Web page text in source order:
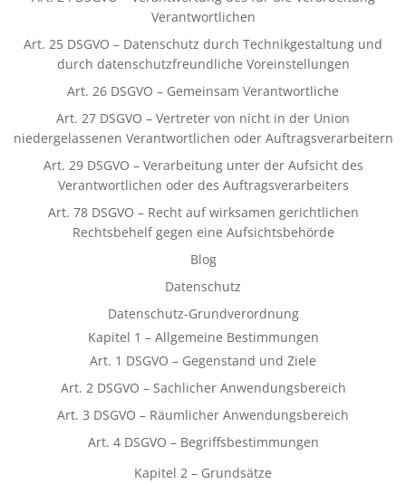
Verantwortlichen
Art. 25 DSGVO – Datenschutz durch Technikgestaltung und
durch datenschutzfreundliche Voreinstellungen
Art. 26 DSGVO – Gemeinsam Verantwortliche
Art. 27 DSGVO – Vertreter von nicht in der Union
niedergelassenen Verantwortlichen oder Auftragsverarbeitern
Art. 29 DSGVO – Verarbeitung unter der Aufsicht des
Verantwortlichen oder des Auftragsverarbeiters
Art. 78 DSGVO – Recht auf wirksamen gerichtlichen
Rechtsbehelf gegen eine Aufsichtsbehörde
Blog
Datenschutz
Datenschutz-Grundverordnung
Kapitel 1 – Allgemeine Bestimmungen
Art. 1 DSGVO – Gegenstand und Ziele
Art. 2 DSGVO – Sachlicher Anwendungsbereich
Art. 3 DSGVO – Räumlicher Anwendungsbereich
Art. 4 DSGVO – Begriffsbestimmungen
Kapitel 2 – Grundsätze